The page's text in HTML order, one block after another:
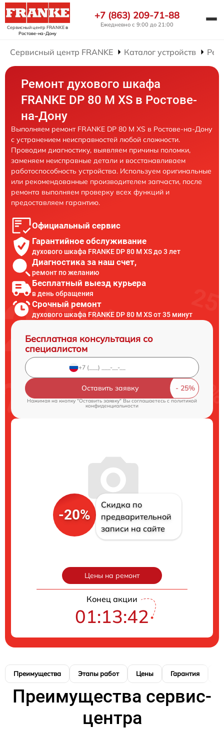
Сервисный центр FRANKEв
Ростове-на-Дону
+7 (863) 209-71-88
Ежедневно с 9:00 до 21:00
Сервисный центр FRANKE Каталог устройств
Ремонт духового шкафа
FRANKE DP 80 M XS в Ростове-
на-Дону
Выполняем ремонт FRANKE DP 80 M XS в Ростове-на-Дону
с устранением неисправностей любой сложности.
Проводим диагностику, выявляем причины поломки,
заменяем неисправные детали и восстанавливаем
работоспособность устройства. Используем оригинальные
или рекомендованные производителем запчасти, после
ремонта выполняем проверку всех функций и
предоставляем гарантию.
Официальный сервис
Гарантийное обслуживание
духового шкафа FRANKE DP 80 M XS до 3 лет
Диагностика за наш счет,
ремонт по желанию
Бесплатный выезд курьера
в день обращения
Срочный ремонт
духового шкафа FRANKE DP 80 M XS от 35 минут
Бесплатная консультация со
специалистом
Оставить заявку
Нажимая на кнопку "Оставить заявку" Вы соглашаетесь cполитикой
конфиденциальности
-20%
Скидка по
предварительной
записи на сайте
Цены на ремонт
Конец акции
01:13:42
Преимущества Этапы работ Цены Гарантия
Преимущества сервис-
центра